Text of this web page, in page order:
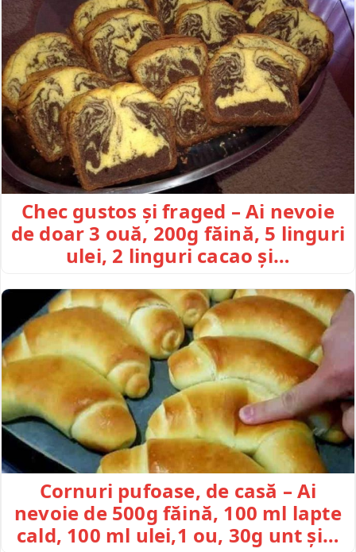
Chec gustos și fraged – Ai nevoie
de doar 3 ouă, 200g făină, 5 linguri
ulei, 2 linguri cacao și…
Cornuri pufoase, de casă – Ai
nevoie de 500g făină, 100 ml lapte
cald, 100 ml ulei,1 ou, 30g unt și…